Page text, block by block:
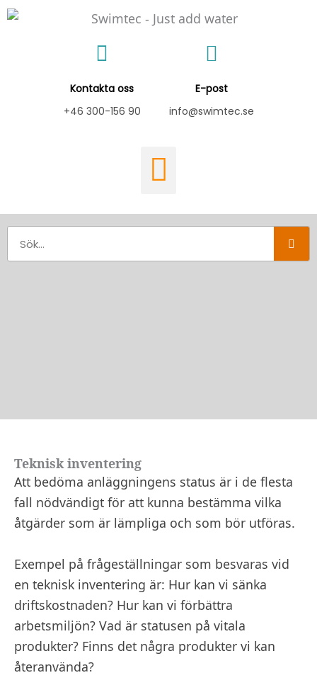
Hoppa
Kontakta oss
+46 300-156 90
E-post
info@swimtec.se
Teknisk inventering
Att bedöma anläggningens status är i de flesta
fall nödvändigt för att kunna bestämma vilka
åtgärder som är lämpliga och som bör utföras.
Exempel på frågeställningar som besvaras vid
en teknisk inventering är: Hur kan vi sänka
driftskostnaden? Hur kan vi förbättra
arbetsmiljön? Vad är statusen på vitala
produkter? Finns det några produkter vi kan
återanvända?